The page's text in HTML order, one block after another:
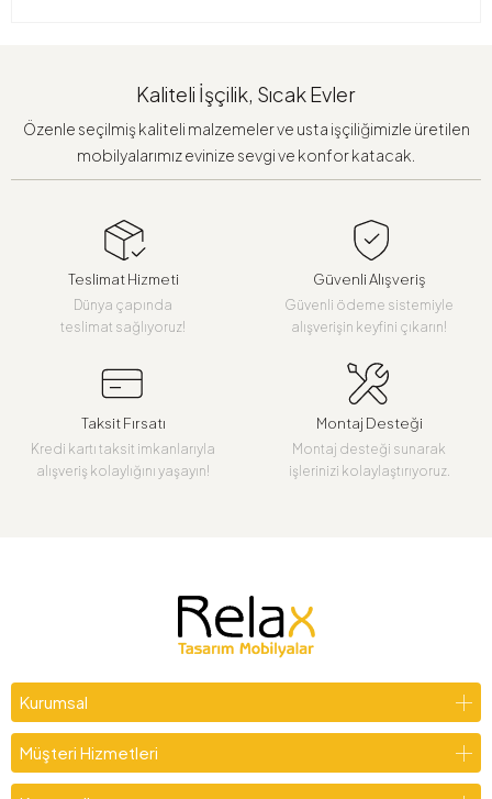
Kaliteli İşçilik, Sıcak Evler
Özenle seçilmiş kaliteli malzemeler ve usta işçiliğimizle üretilen
mobilyalarımız evinize sevgi ve konfor katacak.
Teslimat Hizmeti
Dünya çapında
teslimat sağlıyoruz!
Güvenli Alışveriş
Güvenli ödeme sistemiyle
alışverişin keyfini çıkarın!
Taksit Fırsatı
Kredi kartı taksit imkanlarıyla
alışveriş kolaylığını yaşayın!
Montaj Desteği
Montaj desteği sunarak
işlerinizi kolaylaştırıyoruz.
Kurumsal
Müşteri Hizmetleri